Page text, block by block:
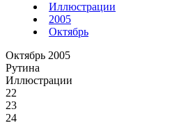
Иллюстрации
2005
Октябрь
Октябрь 2005
Рутина
Иллюстрации
22
23
24